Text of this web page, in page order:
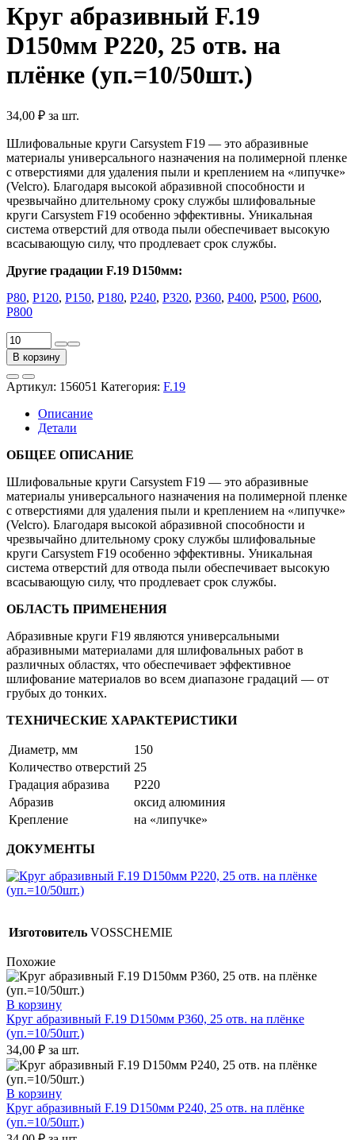
Круг абразивный F.19
D150мм P220, 25 отв. на
плёнке (уп.=10/50шт.)
34,00 ₽ за шт.
Шлифовальные круги Carsystem F19 — это абразивные
материалы универсального назначения на полимерной пленке
с отверстиями для удаления пыли и креплением на «липучке»
(Velcro). Благодаря высокой абразивной способности и
чрезвычайно длительному сроку службы шлифовальные
круги Carsystem F19 особенно эффективны. Уникальная
система отверстий для отвода пыли обеспечивает высокую
всасывающую силу, что продлевает срок службы.
Другие градации F.19 D150мм:
P80, P120, Р150, P180, Р240, P320, Р360, P400, P500, P600,
P800
Количество
товара
Круг
абразивный
F.19
D150мм
P220,
отв.
плёнке
(уп.=10/50шт.)
В корзину
Артикул: 156051 Категория: F.19
Описание
Детали
ОБЩЕЕ ОПИСАНИЕ
Шлифовальные круги Carsystem F19 — это абразивные
материалы универсального назначения на полимерной пленке
с отверстиями для удаления пыли и креплением на «липучке»
(Velcro). Благодаря высокой абразивной способности и
чрезвычайно длительному сроку службы шлифовальные
круги Carsystem F19 особенно эффективны. Уникальная
система отверстий для отвода пыли обеспечивает высокую
всасывающую силу, что продлевает срок службы.
ОБЛАСТЬ ПРИМЕНЕНИЯ
Абразивные круги F19 являются универсальными
абразивными материалами для шлифовальных работ в
различных областях, что обеспечивает эффективное
шлифование материалов во всем диапазоне градаций — от
грубых до тонких.
ТЕХНИЧЕСКИЕ ХАРАКТЕРИСТИКИ
Диаметр, мм
150
Количество отверстий 25
Градация абразива
P220
Абразив
оксид алюминия
Крепление
на «липучке»
ДОКУМЕНТЫ
Изготовитель VOSSCHEMIE
Похожие
В корзину
Круг абразивный F.19 D150мм P360, 25 отв. на плёнке
(уп.=10/50шт.)
34,00 ₽ за шт.
В корзину
Круг абразивный F.19 D150мм P240, 25 отв. на плёнке
(уп.=10/50шт.)